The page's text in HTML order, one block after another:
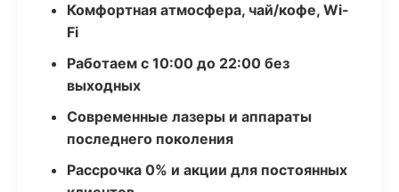
Комфортная атмосфера, чай/кофе, Wi-
Fi
Работаем с 10:00 до 22:00 без
выходных
Современные лазеры и аппараты
последнего поколения
Рассрочка 0% и акции для постоянных